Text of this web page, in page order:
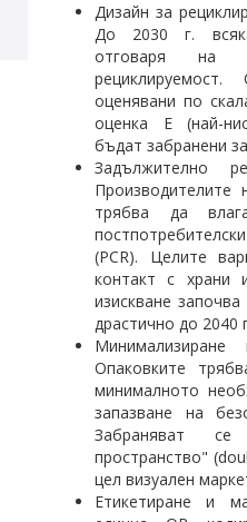
Дизайн за
До 2030 г.
отговаря на
оценявани по
оценка Е (най-
бъдат забранени
Задължително
Производителите
трябва да
(PCR). Целите
контакт с храни
изискване
драстично до 2040
Опаковките
минималното
запазване на
Забраняват
пространство"
цел визуален
Етикетиране и